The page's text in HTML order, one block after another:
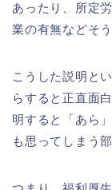
あったり、所定
業の有無などそ
こうした説明と
らすると正直面
明すると「あら
も思ってしまう部